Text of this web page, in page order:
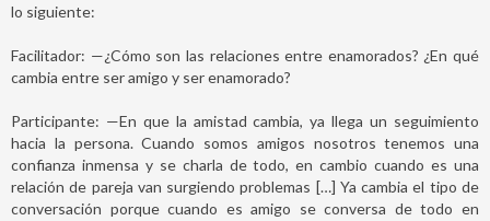
lo siguiente:
Facilitador: —¿Cómo son las relaciones entre enamorados? ¿En qué
cambia entre ser amigo y ser enamorado?
Participante: —En que la amistad cambia, ya llega un seguimiento
hacia la persona. Cuando somos amigos nosotros tenemos una
confianza inmensa y se charla de todo, en cambio cuando es una
relación de pareja van surgiendo problemas […] Ya cambia el tipo de
conversación porque cuando es amigo se conversa de todo en